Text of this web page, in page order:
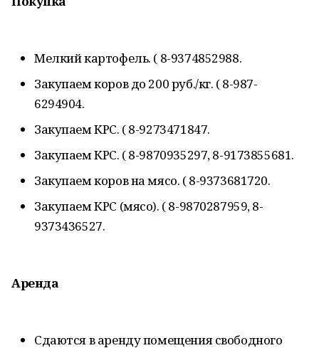
Мелкий картофель. ( 8-9374852988.
Закупаем коров до 200 руб./кг. ( 8-987-
6294904.
Закупаем КРС. ( 8-9273471847.
Закупаем КРС. ( 8-9870935297, 8-9173855681.
Закупаем коров на мясо. ( 8-9373681720.
Закупаем КРС (мясо). ( 8-9870287959, 8-
9373436527.
Аренда
Сдаются в аренду помещения свободного